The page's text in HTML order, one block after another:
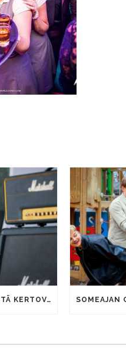
KAIJA KOON ELÄMÄSTÄ KERTOVAN KAUNIS RIETAS ONNELLINEN -ELOKUVAN TRAILER JULKI